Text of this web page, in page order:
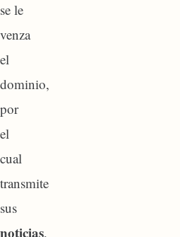
se le
venza
el
dominio,
por
el
cual
transmite
sus
noticias,